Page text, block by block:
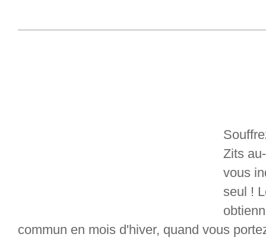
Zits
vous
seul !
commun en mois d'hiver, quand vous